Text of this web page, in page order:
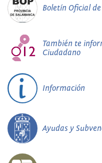
Boletín Oficial
También te
Ciudadano
Información
Ayudas y